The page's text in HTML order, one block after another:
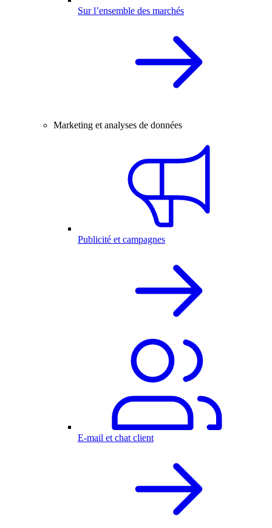
Sur l’ensemble des marchés
Marketing et analyses de données
Publicité et campagnes
E-mail et chat client